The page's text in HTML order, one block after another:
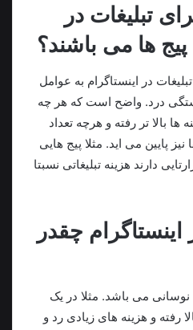
تبلیغات در
پیج ها می باشند؟
در اینستاگرام به عوامل
درد. واضح است که هر چه
ها بالا تر رفته و هرچه تعداد
پایین می اید. مثلا پیج هایی
دارند هزینه تبلیغاتی نسبتا
چقدر
نوسانی می باشد. مثلا در یک
رفته و هزینه های زیادی رد و